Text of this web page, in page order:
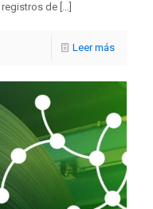
de […]
Leer más